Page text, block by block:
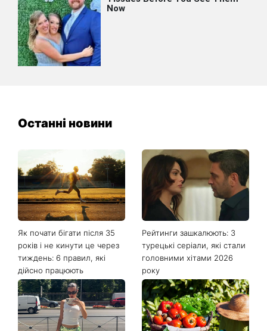
Останні новини
Як почати бігати після 35
років і не кинути це через
тиждень: 6 правил, які
дійсно працюють
Рейтинги зашкалюють: 3
турецькі серіали, які стали
головними хітами 2026
року